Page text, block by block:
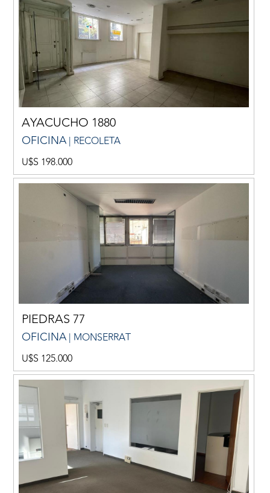
AYACUCHO 1880
OFICINA | RECOLETA
U$S 198.000
PIEDRAS 77
OFICINA | MONSERRAT
U$S 125.000